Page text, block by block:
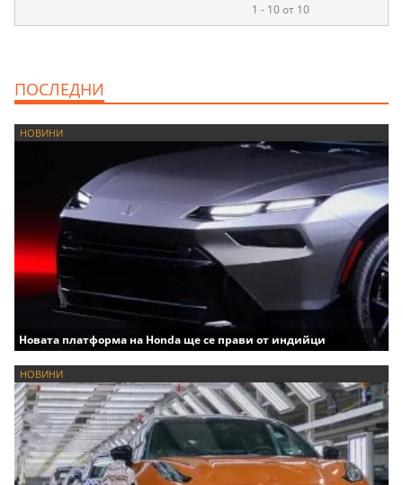
1 - 10 от 10
ПОСЛЕДНИ
НОВИНИ
Новата платформа на Honda ще се прави от индийци
НОВИНИ